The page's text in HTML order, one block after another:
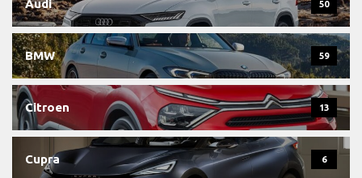
Audi 50
BMW 59
Citroen 13
Cupra 6